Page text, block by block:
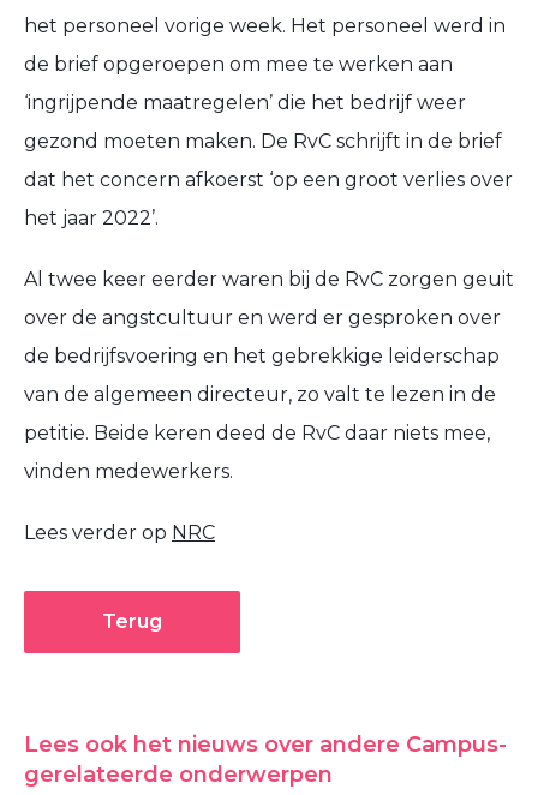
het personeel vorige week. Het personeel werd in
de brief opgeroepen om mee te werken aan
‘ingrijpende maatregelen’ die het bedrijf weer
gezond moeten maken. De RvC schrijft in de brief
dat het concern afkoerst ‘op een groot verlies over
het jaar 2022’.
Al twee keer eerder waren bij de RvC zorgen geuit
over de angstcultuur en werd er gesproken over
de bedrijfsvoering en het gebrekkige leiderschap
van de algemeen directeur, zo valt te lezen in de
petitie. Beide keren deed de RvC daar niets mee,
vinden medewerkers.
Lees verder op NRC
Terug
Lees ook het nieuws over andere Campus-
gerelateerde onderwerpen